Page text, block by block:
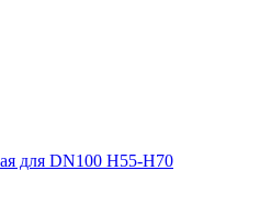
для DN100 H55-H70